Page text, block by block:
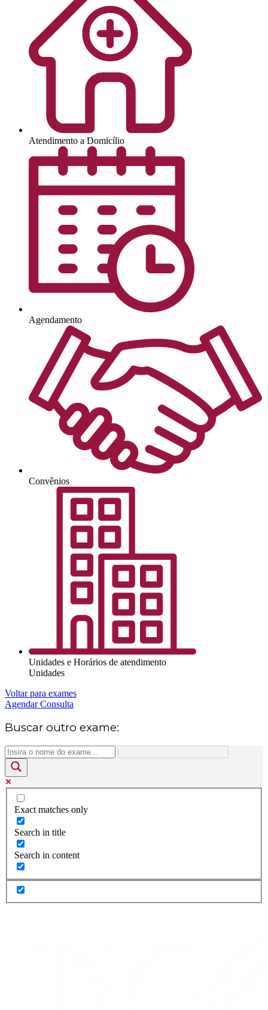
Atendimento a Domicílio
Agendamento
Convênios
Unidades e Horários de atendimento
Unidades
Voltar para exames
Agendar Consulta
Buscar outro exame:
Exact matches only
Search in title
Search in content